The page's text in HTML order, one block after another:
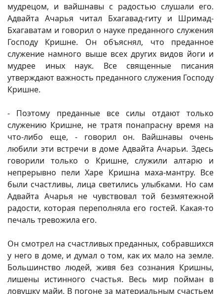
мудрецом, и вайшнавы с радостью слушали его.
Адвайта Ачарья читал Бхагавад-гиту и Шримад-
Бхагаватам и говорил о науке преданного служения
Господу Кришне. Он объяснял, что преданное
служение намного выше всех других видов йоги и
мудрее иных наук. Все священные писания
утверждают важность преданного служения Господу
Кришне.
- Поэтому преданные все силы отдают только
служению Кришне, не тратя понапрасну время на
что-либо еще, - говорил он. Вайшнавы очень
любили эти встречи в доме Адвайта Ачарьи. Здесь
говорили только о Кришне, служили алтарю и
непрерывно пели Харе Кришна маха-мантру. Все
были счастливы, лица светились улыбками. Но сам
Адвайта Ачарья не чувствовал той безмятежной
радости, которая переполняла его гостей. Какая-то
печаль тревожила его.
Он смотрел на счастливых преданных, собравшихся
у него в доме, и думал о том, как их мало на земле.
Большинство людей, живя без сознания Кришны,
лишены истинного счастья. Весь мир пойман в
ловушку майи. В погоне за материальным счастьем